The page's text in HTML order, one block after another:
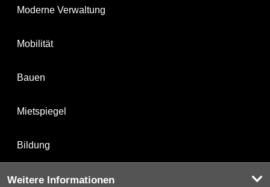
Moderne Verwaltung
Mobilität
Bauen
Mietspiegel
Bildung
Weitere Informationen